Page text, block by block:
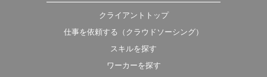
クライアントトップ
仕事を依頼する（クラウドソーシング）
スキルを探す
ワーカーを探す